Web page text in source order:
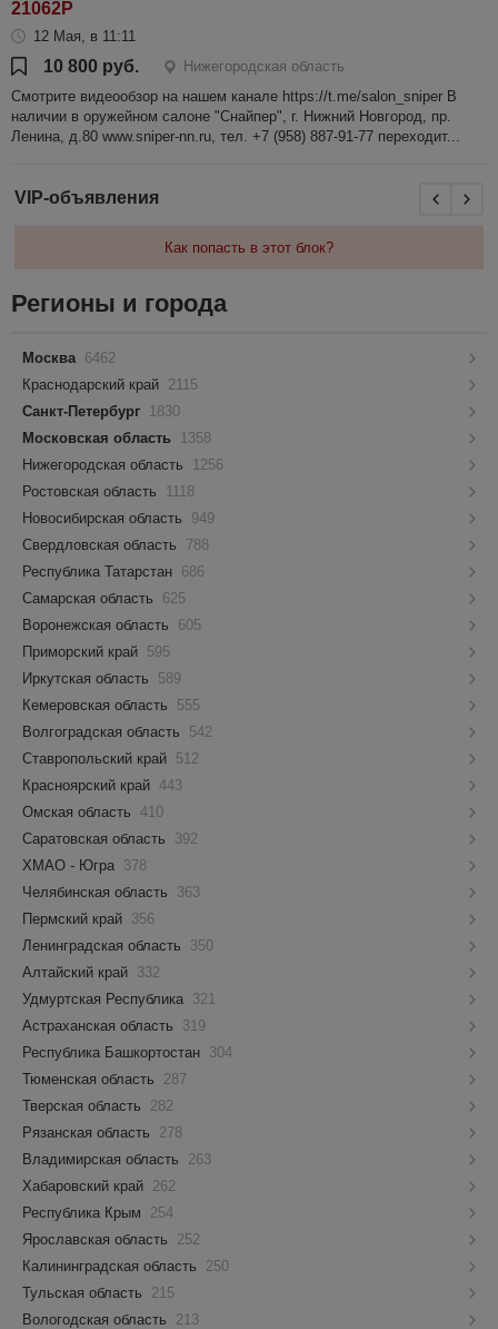
21062P
12 Мая, в 11:11
10 800 руб.
Нижегородская область
Смотрите видеообзор на нашем канале https://t.me/salon_sniper В
наличии в оружейном салоне "Снайпер", г. Нижний Новгород, пр.
Ленина, д.80 www.sniper-nn.ru, тел. +7 (958) 887-91-77 переходит...
VIP-объявления
Как попасть в этот блок?
Регионы и города
Москва 6462
Краснодарский край 2115
Санкт-Петербург
1830
Московская область
1358
Нижегородская область
1256
Ростовская область
1118
Новосибирская область
949
Свердловская область
788
Республика Татарстан 686
Самарская область
625
Воронежская область
605
Приморский край 595
Иркутская область
589
Кемеровская область
555
Волгоградская область
542
Ставропольский край 512
Красноярский край 443
Омская область 410
Саратовская область
392
ХМАО - Югра 378
Челябинская область
363
Пермский край 356
Ленинградская область
350
Алтайский край 332
Удмуртская Республика 321
Астраханская область
319
Республика Башкортостан 304
Тюменская область
287
Тверская область
282
Рязанская область
278
Владимирская область
263
Хабаровский край 262
Республика Крым
254
Ярославская область
252
Калининградская область
250
Тульская область
215
Вологодская область
213